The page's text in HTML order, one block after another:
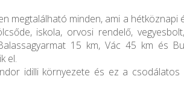
megtalálható minden, ami a hétköznapi
iskola, orvosi rendelő,
15 km, Vác 45 km és
el.
idilli környezete és ez a